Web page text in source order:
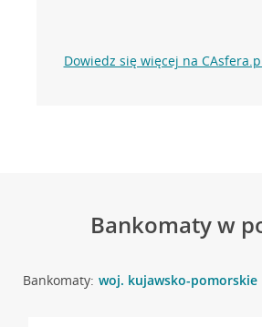
Dowiedz się więcej na
Bankomaty w
Bankomaty: woj. kujawsko-pomorskie